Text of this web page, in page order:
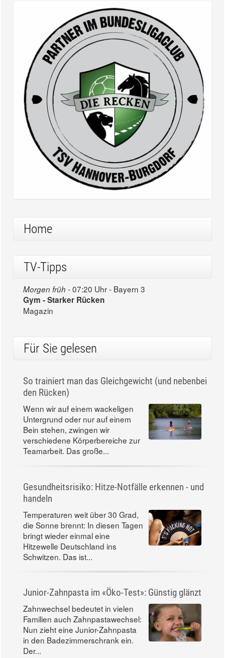
Home
TV-Tipps
Morgen früh -07:20 Uhr - Bayern 3
Gym - Starker Rücken
Magazin
Für Sie gelesen
So trainiert man das Gleichgewicht (und nebenbei
den Rücken)
Wenn wir auf einem wackeligen
Untergrund oder nur auf einem
Bein stehen, zwingen wir
verschiedene Körperbereiche zur
Teamarbeit. Das große...
Gesundheitsrisiko: Hitze-Notfälle erkennen - und
handeln
Temperaturen weit über 30 Grad,
die Sonne brennt: In diesen Tagen
bringt wieder einmal eine
Hitzewelle Deutschland ins
Schwitzen. Das ist...
Junior-Zahnpasta im «Öko-Test»: Günstig glänzt
Zahnwechsel bedeutet in vielen
Familien auch Zahnpastawechsel:
Nun zieht eine Junior-Zahnpasta
in den Badezimmerschrank ein.
Der...